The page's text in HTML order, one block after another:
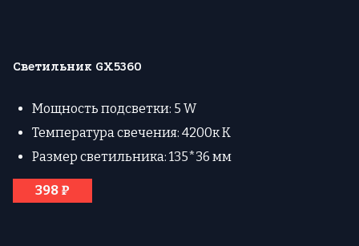
Светильник GX5360
Мощность подсветки: 5 W
Температура свечения: 4200к К
Размер светильника: 135*36 мм
398 ₽